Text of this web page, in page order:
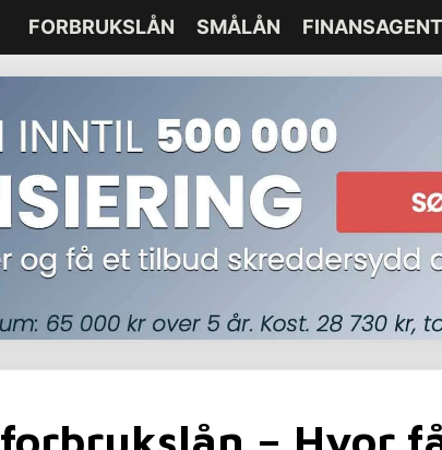
FORBRUKSLÅN SMÅLÅN
– Hvor